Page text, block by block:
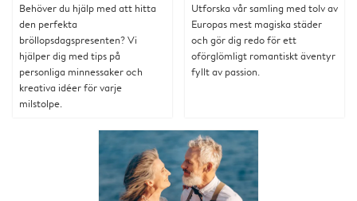
Behöver du hjälp med att hitta
den perfekta
bröllopsdagspresenten? Vi
hjälper dig med tips på
personliga minnessaker och
kreativa idéer för varje
milstolpe.
Utforska vår samling med tolv av
Europas mest magiska städer
och gör dig redo för ett
oförglömligt romantiskt äventyr
fyllt av passion.